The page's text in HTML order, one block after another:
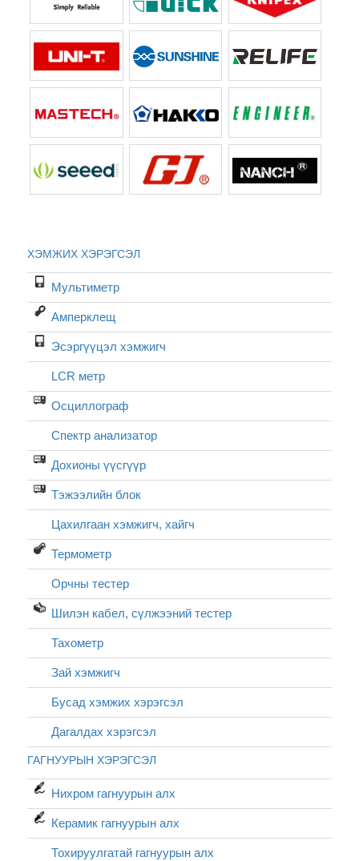
ХЭМЖИХ ХЭРЭГСЭЛ
Мультиметр
Амперклещ
Эсэргүүцэл хэмжигч
LCR метр
Осциллограф
Спектр анализатор
Дохионы үүсгүүр
Тэжээлийн блок
Цахилгаан хэмжигч, хайгч
Термометр
Орчны тестер
Шилэн кабел, cүлжээний тестер
Тахометр
Зай хэмжигч
Бусад хэмжих хэрэгсэл
Дагалдах хэрэгсэл
ГАГНУУРЫН ХЭРЭГСЭЛ
Нихром гагнуурын алх
Керамик гагнуурын алх
Тохируулгатай гагнуурын алх